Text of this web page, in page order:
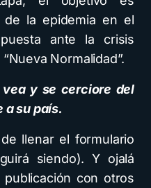
de la epidemia en el
ante la crisis
Normalidad”.
y se cerciore del
a su país.
llenar el formulario
siendo). Y ojalá
con otros